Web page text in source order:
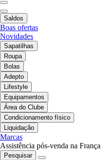
Saldos
Boas ofertas
Novidades
Sapatilhas
Roupa
Bolas
Adepto
Lifestyle
Equipamentos
Área do Clube
Condicionamento físico
Liquidação
Marcas
Assistência pós-venda na França
Pesquisar